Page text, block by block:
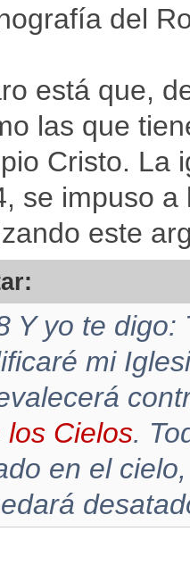
del
está que,
las que
Cristo. La
se impuso a
este
Y yo te
mi
los Cielos.
en el